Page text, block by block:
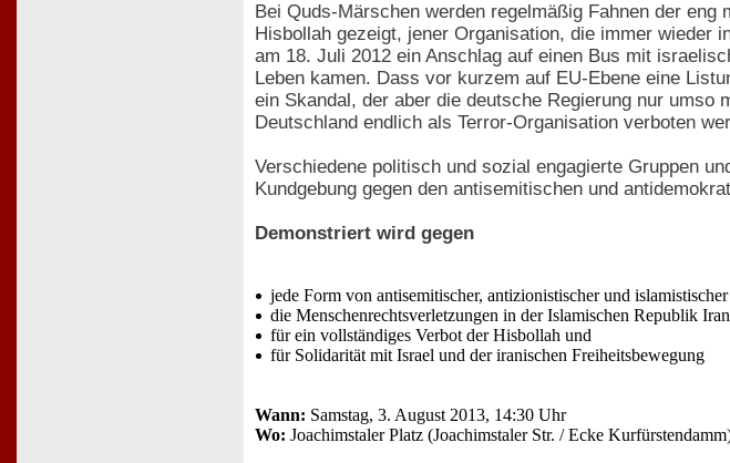
Bei Quds-Märschen werden regelmäßig Fahnen der
Hisbollah gezeigt, jener Organisation, die immer wieder
am 18. Juli 2012 ein Anschlag auf einen Bus mit
Leben kamen. Dass vor kurzem auf EU-Ebene eine
ein Skandal, der aber die deutsche Regierung nur
Deutschland endlich als Terror-Organisation verboten
Verschiedene politisch und sozial engagierte Gruppen
Kundgebung gegen den antisemitischen und
Demonstriert wird gegen
jede Form von antisemitischer, antizionistischer und islamistischer
die Menschenrechtsverletzungen in der Islamischen Republik Iran
für ein vollständiges Verbot der Hisbollah und
für Solidarität mit Israel und der iranischen Freiheitsbewegung
Wann: Samstag, 3. August 2013, 14:30 Uhr
Wo: Joachimstaler Platz (Joachimstaler Str. / Ecke